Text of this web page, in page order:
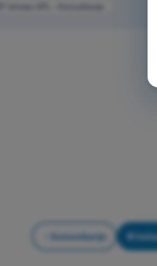
Komunikacije